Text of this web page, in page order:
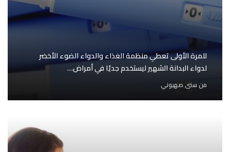
للمرة الأولى تعطي منظمة الغذاء والدواء الضوء الأخضر
لدواء البدانة الشهير ليستخدم جديًا في أمراض…
من سنى صهيوني